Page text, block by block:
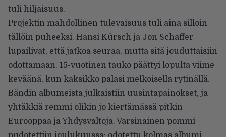
tuli hiljaisuus.
Projektin mahdollinen tulevaisuus tuli aina silloin
tällöin puheeksi. Hansi Kürsch ja Jon Schaffer
lupailivat, että jatkoa seuraa, mutta sitä jouduttaisiin
odottamaan. 15-vuotinen tauko päättyi lopulta viime
keväänä, kun kaksikko palasi melkoisella rytinällä.
Bändin albumeista julkaistiin uusintapainokset, ja
yhtäkkiä remmi olikin jo kiertämässä pitkin
Eurooppaa ja Yhdysvaltoja. Varsinainen pommi